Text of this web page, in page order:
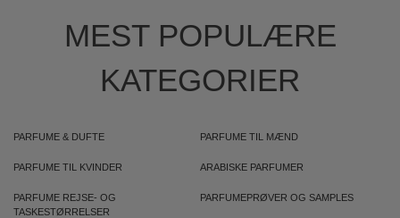
MEST POPULÆRE
KATEGORIER
PARFUME & DUFTE PARFUME TIL MÆND
PARFUME TIL KVINDER ARABISKE PARFUMER
PARFUME REJSE- OG
TASKESTØRRELSER
PARFUMEPRØVER OG SAMPLES